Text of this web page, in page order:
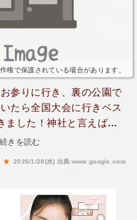
権で保護されている場合があります。
参りに行き、裏の公園で
たら全国大会に行きベス
ました！神社と言えば、
御利益対象かな？と思っ
由緒正しい神社でありま
きを読む
2026/1/28(水) 出典:www.google.com